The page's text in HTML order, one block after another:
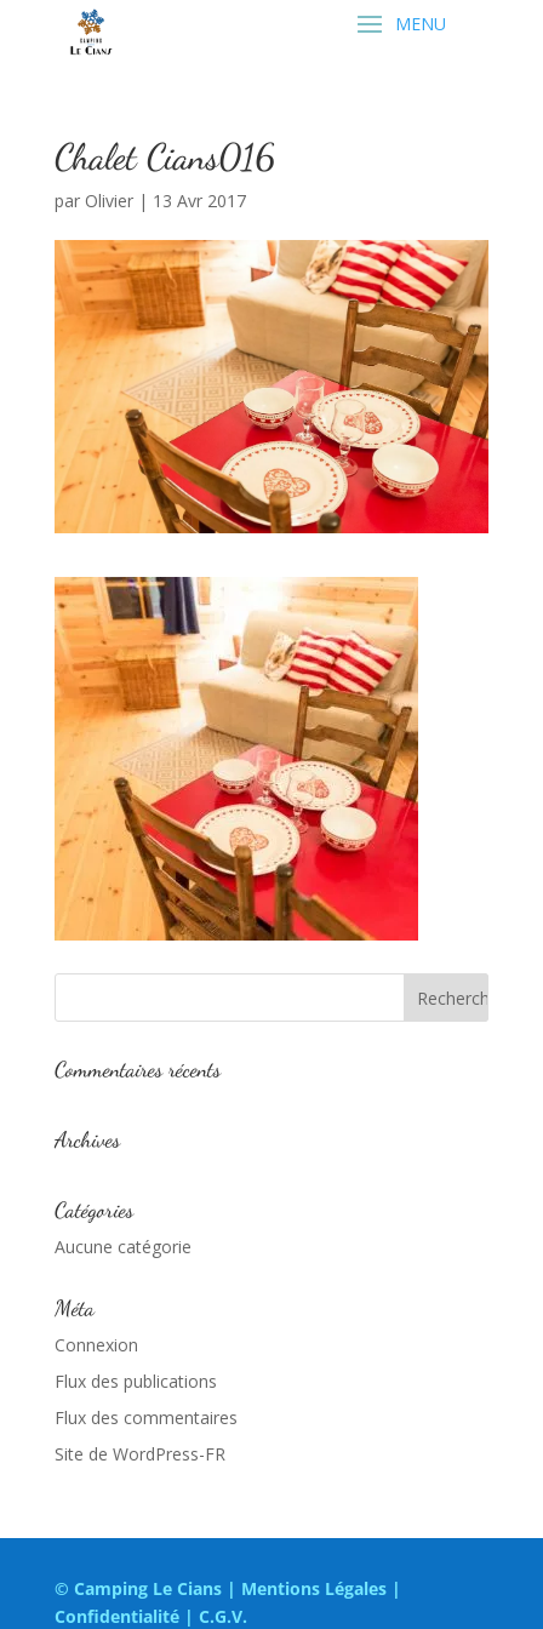
Chalet Cians016
par Olivier| 13 Avr 2017
Commentaires récents
Archives
Catégories
Aucune catégorie
Méta
Connexion
Flux des publications
Flux des commentaires
Site de WordPress-FR
© Camping Le Cians | Mentions Légales|
Confidentialité| C.G.V.